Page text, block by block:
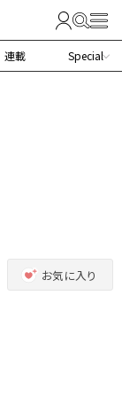
連載 Special
お気に入り